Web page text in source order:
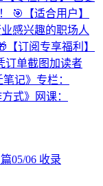
🎯【适合用户】
感兴趣的职场人
订阅专享福利】
单截图加读者
记》专栏：
式》网课：
篇05/06 收录